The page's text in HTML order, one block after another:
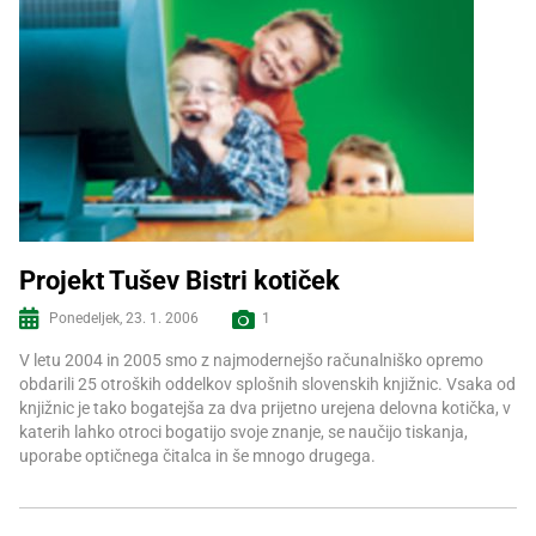
Več informacij
Projekt Tušev Bistri kotiček
Ponedeljek, 23. 1. 2006 1
V letu 2004 in 2005 smo z najmodernejšo računalniško opremo
obdarili 25 otroških oddelkov splošnih slovenskih knjižnic. Vsaka od
knjižnic je tako bogatejša za dva prijetno urejena delovna kotička, v
katerih lahko otroci bogatijo svoje znanje, se naučijo tiskanja,
uporabe optičnega čitalca in še mnogo drugega.